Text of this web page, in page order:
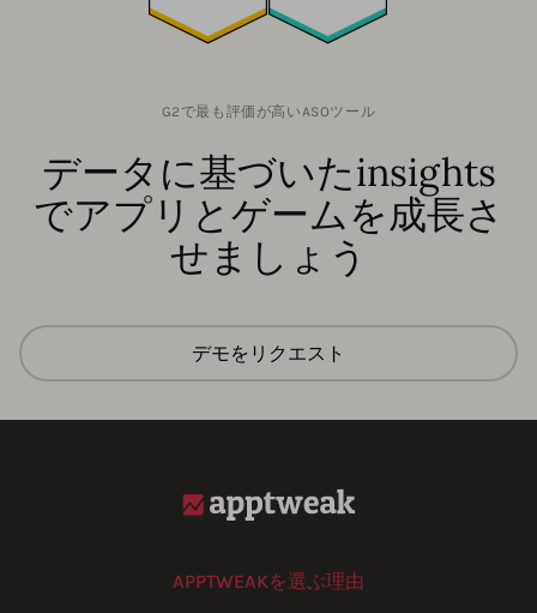
G2で最も評価が高いASOツール
データに基づいたinsights
でアプリとゲームを成長さ
せましょう
デモをリクエスト
APPTWEAKを選ぶ理由